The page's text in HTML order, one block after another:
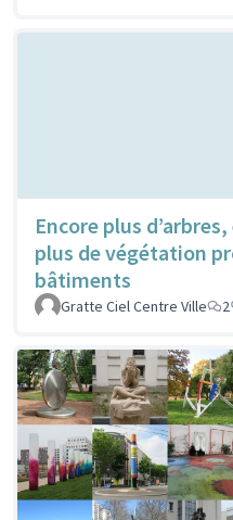
Encore plus
plus de végétation
bâtiments
Gratte Ciel Centre Ville 2